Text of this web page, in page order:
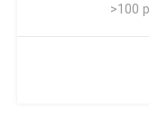
>100